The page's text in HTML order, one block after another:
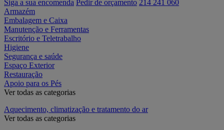
Siga a sua encomenda Pedir de orçamento 214 241 060
Armazém
Embalagem e Caixa
Manutenção e Ferramentas
Escritório e Teletrabalho
Higiene
Segurança e saúde
Espaço Exterior
Restauração
Apoio para os Pés
Ver todas as categorias
Aquecimento, climatização e tratamento do ar
Ver todas as categorias